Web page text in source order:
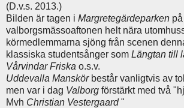
(D.v.s. 2013.)
Bilden är tagen i Margretegärdeparken på
valborgsmässoaftonen helt nära
körmedlemmarna sjöng från scenen
klassiska studentsånger som Längtan till
Vårvindar Friska o.s.v.
Uddevalla Manskörbestår vanligtvis av
men var i dag Valborg förstärkt med två
Mvh Christian Vestergaard"